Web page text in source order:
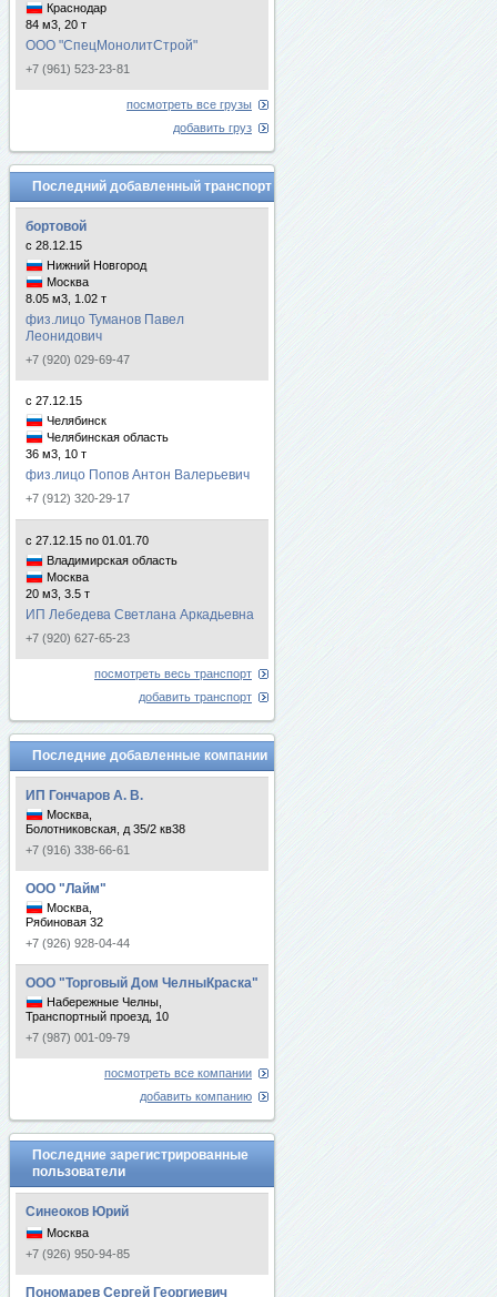
Краснодар
84 м3, 20 т
ООО "СпецМонолитСтрой"
+7 (961) 523-23-81
посмотреть все грузы
добавить груз
Последний добавленный транспорт
бортовой
с 28.12.15
Нижний Новгород
Москва
8.05 м3, 1.02 т
физ.лицо Туманов Павел
Леонидович
+7 (920) 029-69-47
с 27.12.15
Челябинск
Челябинская область
36 м3, 10 т
физ.лицо Попов Антон Валерьевич
+7 (912) 320-29-17
с 27.12.15 по 01.01.70
Владимирская область
Москва
20 м3, 3.5 т
ИП Лебедева Светлана Аркадьевна
+7 (920) 627-65-23
посмотреть весь транспорт
добавить транспорт
Последние добавленные компании
ИП Гончаров А. В.
Москва,
Болотниковская, д 35/2 кв38
+7 (916) 338-66-61
ООО "Лайм"
Москва,
Рябиновая 32
+7 (926) 928-04-44
ООО "Торговый Дом ЧелныКраска"
Набережные Челны,
Транспортный проезд, 10
+7 (987) 001-09-79
посмотреть все компании
добавить компанию
Последние зарегистрированные
пользователи
Синеоков Юрий
Москва
+7 (926) 950-94-85
Пономарев Сергей Георгиевич